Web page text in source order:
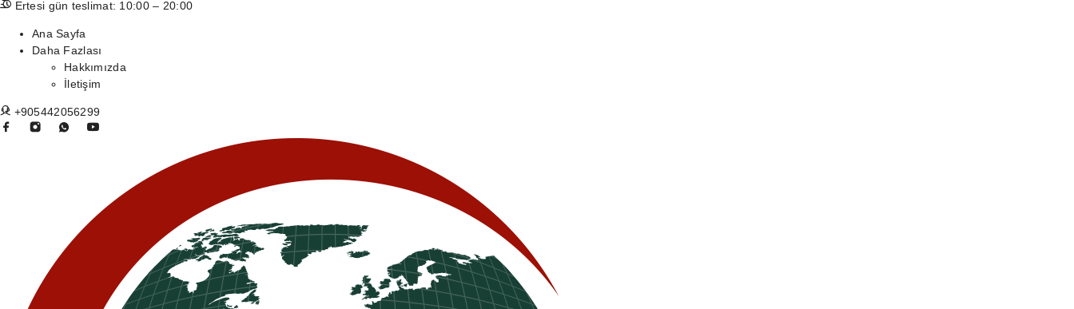
Ertesi gün teslimat: 10:00 – 20:00
Ana Sayfa
Daha Fazlası
Hakkımızda
İletişim
+905442056299